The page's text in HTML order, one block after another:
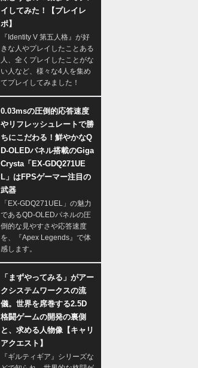
イしてみた！【プレイレ
ポ】
『Identity V 第五人格』が好
きな人やプレイしたことある
人、全くプレイしたことがな
い人など、様々な4人を集め
てプレイしてみました！
0.03msの圧倒的応答速度
やリフレッシュレートで勝
ちにこだわる！鮮やかなQ
D-OLEDパネル搭載のGiga
Crysta「EX-GDQ271UE
L」はFPSゲーマー注目の
武器
「EX-GDQ271UEL」の魅力
であるQD-OLEDパネルの圧
倒的な見やすさや応答速度
を、『Apex Legends』で体
感します。
「まずやってみる」がアー
クシステムワークスの流
儀。世界を席巻する2.5D
格闘ゲームの開発の裏側
と、求める人物像【キャリ
アクエスト】
『ギルティギア』シリーズな